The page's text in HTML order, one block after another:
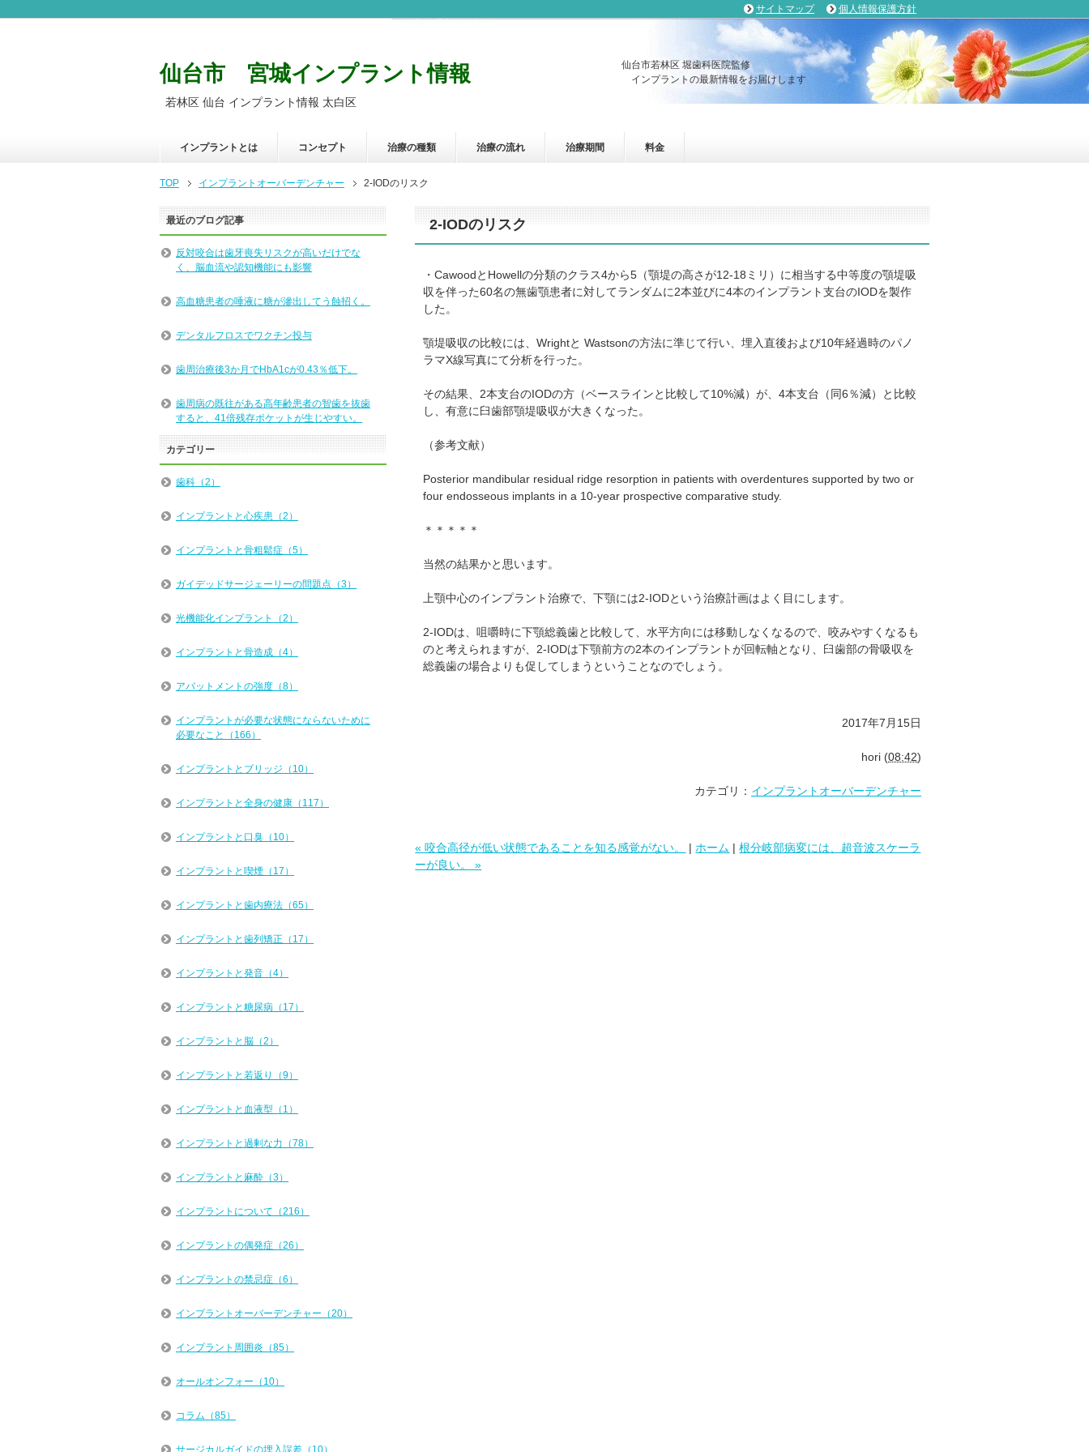
仙台市 宮城インプラント情報
若林区 仙台 インプラント情報 太白区
仙台市若林区 堀歯科医院監修
インプラントの最新情報をお届けします
インプラントとは コンセプト 治療の種類 治療の流れ 治療期間 料金
TOP インプラントオーバーデンチャー 2-IODのリスク
2-IODのリスク
・CawoodとHowellの分類のクラス4から5（顎堤の高さが12-18ミリ）に相当する中等度の顎堤吸
収を伴った60名の無歯顎患者に対してランダムに2本並びに4本のインプラント支台のIODを製作
した。
顎堤吸収の比較には、Wrightと Wastsonの方法に準じて行い、埋入直後および10年経過時のパノ
ラマX線写真にて分析を行った。
その結果、2本支台のIODの方（ベースラインと比較して10%減）が、4本支台（同6％減）と比較
し、有意に臼歯部顎堤吸収が大きくなった。
（参考文献）
Posterior mandibular residual ridge resorption in patients with overdentures supported by two or
four endosseous implants in a 10-year prospective comparative study.
＊＊＊＊＊
当然の結果かと思います。
上顎中心のインプラント治療で、下顎には2-IODという治療計画はよく目にします。
2-IODは、咀嚼時に下顎総義歯と比較して、水平方向には移動しなくなるので、咬みやすくなるも
のと考えられますが、2-IODは下顎前方の2本のインプラントが回転軸となり、臼歯部の骨吸収を
総義歯の場合よりも促してしまうということなのでしょう。
2017年7月15日
hori (08:42)
カテゴリ： インプラントオーバーデンチャー
« 咬合高径が低い状態であることを知る感覚がない。 | ホーム |根分岐部病変には、超音波スケーラ
ーが良い。 »
最近のブログ記事
反対咬合は歯牙喪失リスクが高いだけでな
く、脳血流や認知機能にも影響
高血糖患者の唾液に糖が滲出してう蝕招く。
デンタルフロスでワクチン投与
歯周治療後3か月でHbA1cが0.43％低下。
歯周病の既往がある高年齢患者の智歯を抜歯
すると、41倍残存ポケットが生じやすい。
カテゴリー
歯科（2）
インプラントと心疾患（2）
インプラントと骨粗鬆症（5）
ガイデッドサージェーリーの問題点（3）
光機能化インプラント（2）
インプラントと骨造成（4）
アバットメントの強度（8）
インプラントが必要な状態にならないために
必要なこと（166）
インプラントとブリッジ（10）
インプラントと全身の健康（117）
インプラントと口臭（10）
インプラントと喫煙（17）
インプラントと歯内療法（65）
インプラントと歯列矯正（17）
インプラントと発音（4）
インプラントと糖尿病（17）
インプラントと脳（2）
インプラントと若返り（9）
インプラントと血液型（1）
インプラントと過剰な力（78）
インプラントと麻酔（3）
インプラントについて（216）
インプラントの偶発症（26）
インプラントの禁忌症（6）
インプラントオーバーデンチャー（20）
インプラント周囲炎（85）
オールオンフォー（10）
コラム（85）
サージカルガイドの埋入誤差（10）
サイトマップ 個人情報保護方針